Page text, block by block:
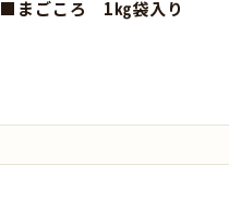
■まごころ 1㎏袋入り